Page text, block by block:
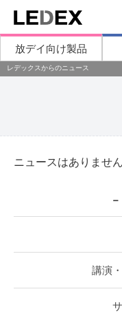
放デイ向け製品
レデックスからのニュース
ニュースはありません
講演